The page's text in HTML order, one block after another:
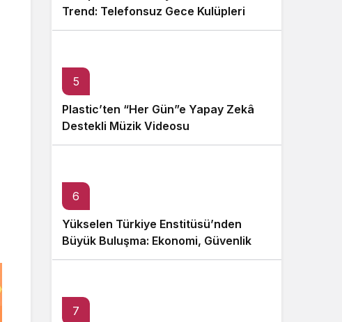
Trend: Telefonsuz Gece Kulüpleri
5
Plastic’ten “Her Gün”e Yapay Zekâ
Destekli Müzik Videosu
6
Yükselen Türkiye Enstitüsü’nden
Büyük Buluşma: Ekonomi, Güvenlik
Politikaları ve Hukuk Konferansı
7